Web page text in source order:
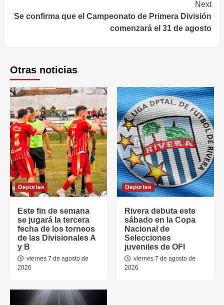
Next
Se confirma que el Campeonato de Primera División
comenzará el 31 de agosto
Otras noticias
Deportes
Este fin de semana
se jugará la tercera
fecha de los torneos
de las Divisionales A
y B
viernes 7 de agosto de
2026
Deportes
Rivera debuta este
sábado en la Copa
Nacional de
Selecciones
juveniles de OFI
viernes 7 de agosto de
2026